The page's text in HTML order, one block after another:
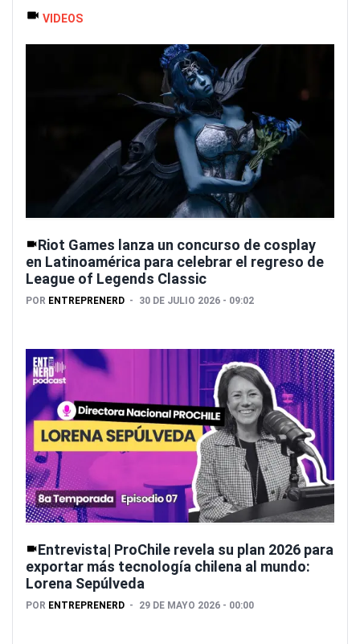
VIDEOS
Riot Games lanza un concurso de cosplay
en Latinoamérica para celebrar el regreso de
League of Legends Classic
POR ENTREPRENERD 30 DE JULIO 2026 - 09:02
Entrevista| ProChile revela su plan 2026 para
exportar más tecnología chilena al mundo:
Lorena Sepúlveda
POR ENTREPRENERD 29 DE MAYO 2026 - 00:00